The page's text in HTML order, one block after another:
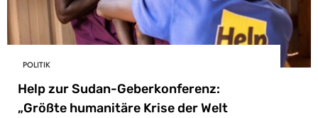
POLITIK
Help zur Sudan-Geberkonferenz:
„Größte humanitäre Krise der Welt